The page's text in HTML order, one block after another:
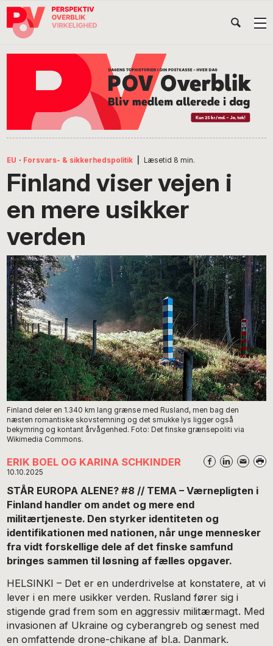
Gå
direkte
Skip
indhold
Gå
direkte
EU · Forsvars- & sikkerhedspolitik Læsetid 8 min.
Finland viser vejen i
en mere usikker
verden
Finland deler en 1.340 km lang grænse med Rusland, men bag den
næsten romantiske skovstemning og det smukke lys ligger også
bekymring og kontant årvågenhed. Foto: Det finske grænsepoliti via
Wikimedia Commons.
ERIK BOEL OG KARINA SCHKINDER
10.10.2025
STÅR EUROPA ALENE? #8 // TEMA – Værnepligten i
Finland handler om andet og mere end
militærtjeneste. Den styrker identiteten og
identifikationen med nationen, når unge mennesker
fra vidt forskellige dele af det finske samfund
bringes sammen til løsning af fælles opgaver.
HELSINKI – Det er en underdrivelse at konstatere, at vi
lever i en mere usikker verden. Rusland fører sig i
stigende grad frem som en aggressiv militærmagt. Med
invasionen af Ukraine og cyberangreb og senest med
en omfattende drone-chikane af bl.a. Danmark.